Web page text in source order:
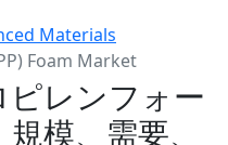
Materials
Foam Market
レンフォー
模、需要、